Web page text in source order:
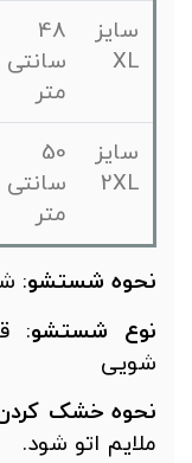
سایز
48
سانتی
سایز
2XL
50
سانتی
نحوهشستشو:
شستشو:
شویی
نحوه خشک کردن:
ملایم اتو شود.